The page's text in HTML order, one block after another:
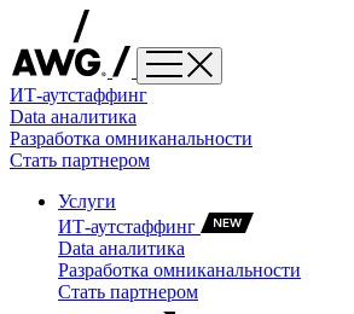
ИТ-аутстаффинг
Data аналитика
Разработка омниканальности
Стать партнером
Услуги
ИТ-аутстаффинг
Data аналитика
Разработка омниканальности
Стать партнером